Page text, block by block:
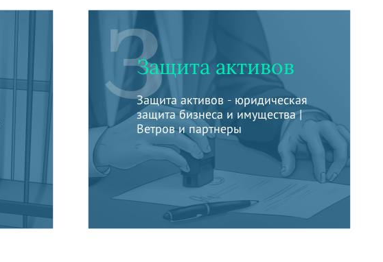
ЗЗащита активов
Защита активов - юридическая
защита бизнеса и имущества |
Ветров и партнеры